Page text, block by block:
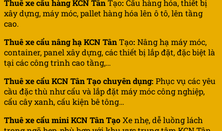
Thuê xe cẩu hàng KCN TânTạo: Cẩu hàng hóa, thiết bị
xây dựng, máy móc, pallet hàng hóa lên ô tô, lên tầng
cao.
Thuê xe cẩu nâng hạ KCN TânTạo: Nâng hạ máy móc,
container, panel xây dựng, các thiết bị lắp đặt, đặc biệt là
tại các công trình cao tầng,…
Thuê xe cẩuKCN TânTạo chuyên dụng: Phục vụ các yêu
cầu đặc thù như cẩu và lắp đặt máy móc công nghiệp,
cẩu cây xanh, cấu kiện bê tông…
Thuê xe cẩu miniKCN TânTạo Xe nhẹ, dễ luồng lách